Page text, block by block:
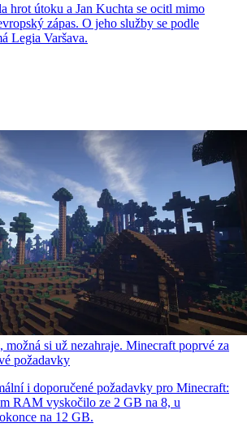
hrot útoku a Jan Kuchta se ocitl mimo
zápas. O jeho služby se podle
Legia Varšava.
možná si už nezahraje. Minecraft poprvé za
požadavky
i doporučené požadavky pro Minecraft:
RAM vyskočilo ze 2 GB na 8, u
na 12 GB.